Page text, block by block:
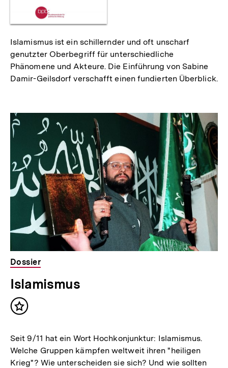
Islamismus ist ein schillernder und oft unscharf
genutzter Oberbegriff für unterschiedliche
Phänomene und Akteure. Die Einführung von Sabine
Damir-Geilsdorf verschafft einen fundierten Überblick.
Dossier
Islamismus
Inhalt
Seit 9/11 hat ein Wort Hochkonjunktur: Islamismus.
Welche Gruppen kämpfen weltweit ihren "heiligen
Krieg"? Wie unterscheiden sie sich? Und wie sollten